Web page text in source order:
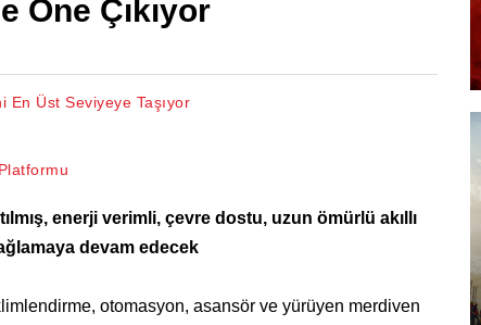
Öne Çıkıyor
En Üst Seviyeye Taşıyor
enerji verimli, çevre dostu, uzun ömürlü akıllı
devam edecek
otomasyon, asansör ve yürüyen merdiven